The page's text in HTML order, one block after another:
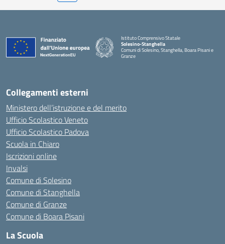
Istituto Comprensivo Statale
Solesino-Stanghella
Comuni di Solesino, Stanghella, Boara Pisani e
Granze
Collegamenti esterni
Ministero dell’istruzione e del merito
Ufficio Scolastico Veneto
Ufficio Scolastico Padova
Scuola in Chiaro
Iscrizioni online
Invalsi
Comune di Solesino
Comune di Stanghella
Comune di Granze
Comune di Boara Pisani
La Scuola